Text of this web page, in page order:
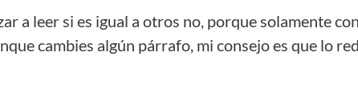
a leer si es igual a otros no, porque solamente
cambies algún párrafo, mi consejo es que lo